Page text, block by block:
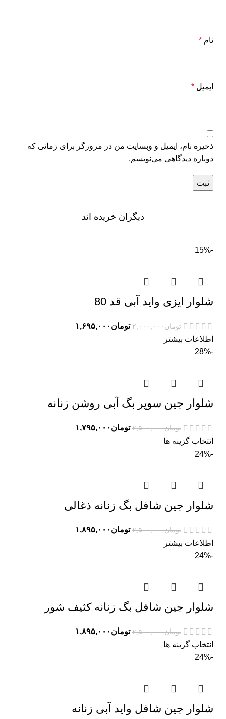
نام *
ایمیل *
ذخیره نام، ایمیل و وبسایت من در مرورگر برای زمانی که
دوباره دیدگاهی می‌نویسم.
دیگران خریده اند
-15%
شلوار ایزی واید آبی قد 80
تومان۲,۰۰۰,۰۰۰ تومان ۱,۶۹۵,۰۰۰
اطلاعات بیشتر
-28%
شلوار جین سوپر بگ آبی روشن زنانه
تومان۲,۵۰۰,۰۰۰ تومان ۱,۷۹۵,۰۰۰
انتخاب گزینه ها
-24%
شلوار جین شافل بگ زنانه ذغالی
تومان۲,۵۰۰,۰۰۰ تومان ۱,۸۹۵,۰۰۰
اطلاعات بیشتر
-24%
شلوار جین شافل بگ زنانه کثیف شور
تومان۲,۵۰۰,۰۰۰ تومان ۱,۸۹۵,۰۰۰
انتخاب گزینه ها
-24%
شلوار جین شافل واید آبی زنانه